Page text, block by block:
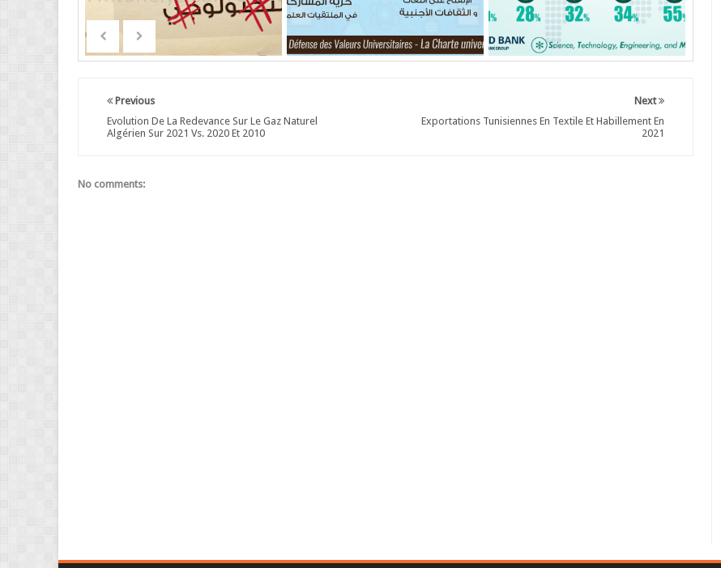
Next
Exportations Tunisiennes En Textile Et Habillement En
2021
Previous
Evolution De La Redevance Sur Le Gaz Naturel
Algérien Sur 2021 Vs. 2020 Et 2010
No comments: